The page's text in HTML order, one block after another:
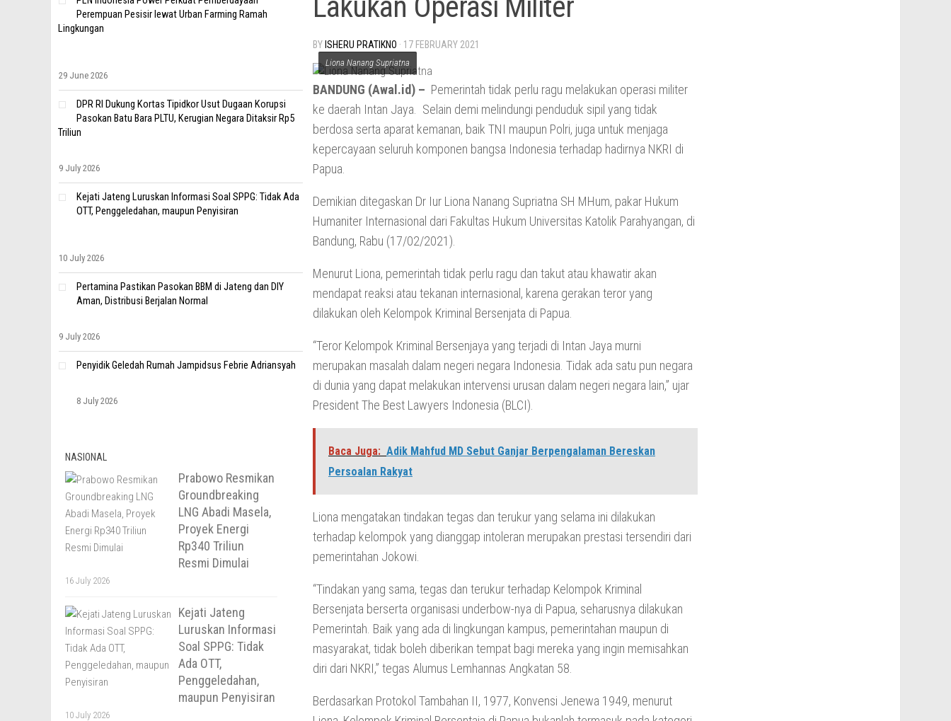
BY ISHERU PRATIKNO · 17 FEBRUARY 2021
Liona Nanang Supriatna
BANDUNG (Awal.id) – Pemerintah tidak perlu ragu melakukan operasi militer
ke daerah Intan Jaya. Selain demi melindungi penduduk sipil yang tidak
berdosa serta aparat kemanan, baik TNI maupun Polri, juga untuk menjaga
kepercayaan seluruh komponen bangsa Indonesia terhadap hadirnya NKRI di
Papua.
Demikian ditegaskan Dr Iur Liona Nanang Supriatna SH MHum, pakar Hukum
Humaniter Internasional dari Fakultas Hukum Universitas Katolik Parahyangan, di
Bandung, Rabu (17/02/2021).
Menurut Liona, pemerintah tidak perlu ragu dan takut atau khawatir akan
mendapat reaksi atau tekanan internasional, karena gerakan teror yang
dilakukan oleh Kelompok Kriminal Bersenjata di Papua.
“Teror Kelompok Kriminal Bersenjaya yang terjadi di Intan Jaya murni
merupakan masalah dalam negeri negara Indonesia. Tidak ada satu pun negara
di dunia yang dapat melakukan intervensi urusan dalam negeri negara lain,” ujar
President The Best Lawyers Indonesia (BLCI).
Baca Juga: Adik Mahfud MD Sebut Ganjar Berpengalaman Bereskan
Persoalan Rakyat
Liona mengatakan tindakan tegas dan terukur yang selama ini dilakukan
terhadap kelompok yang dianggap intoleran merupakan prestasi tersendiri dari
pemerintahan Jokowi.
“Tindakan yang sama, tegas dan terukur terhadap Kelompok Kriminal
Bersenjata berserta organisasi underbow-nya di Papua, seharusnya dilakukan
Pemerintah. Baik yang ada di lingkungan kampus, pemerintahan maupun di
masyarakat, tidak boleh diberikan tempat bagi mereka yang ingin memisahkan
diri dari NKRI,” tegas Alumus Lemhannas Angkatan 58.
Berdasarkan Protokol Tambahan II, 1977, Konvensi Jenewa 1949, menurut
Perempuan Pesisir lewat Urban Farming Ramah
Lingkungan
29 June 2026
DPR RI Dukung Kortas Tipidkor Usut Dugaan Korupsi
Pasokan Batu Bara PLTU, Kerugian Negara Ditaksir Rp5
Triliun
9 July 2026
Kejati Jateng Luruskan Informasi Soal SPPG: Tidak Ada
OTT, Penggeledahan, maupun Penyisiran
10 July 2026
Pertamina Pastikan Pasokan BBM di Jateng dan DIY
Aman, Distribusi Berjalan Normal
9 July 2026
Penyidik Geledah Rumah Jampidsus Febrie Adriansyah
8 July 2026
NASIONAL
Prabowo Resmikan
Groundbreaking
LNG Abadi Masela,
Proyek Energi
Rp340 Triliun
Resmi Dimulai
16 July 2026
Kejati Jateng
Luruskan Informasi
Soal SPPG: Tidak
Ada OTT,
Penggeledahan,
maupun Penyisiran
10 July 2026